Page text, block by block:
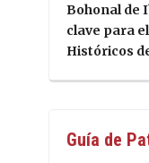
Bohonal de
clave para
Históricos
Guía de